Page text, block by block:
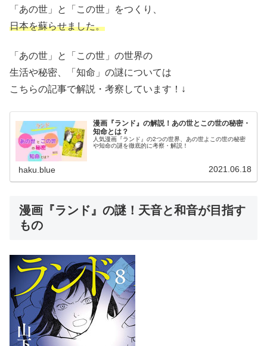
「あの世」と「この世」をつくり、
日本を蘇らせました。
「あの世」と「この世」の世界の
生活や秘密、「知命」の謎については
こちらの記事で解説・考察しています！↓
漫画『ランド』の解説！あの世とこの世の秘密・
知命とは？
人気漫画『ランド』の2つの世界、あの世よこの世の秘密
や知命の謎を徹底的に考察・解説！
haku.blue 2021.06.18
漫画『ランド』の謎！天音と和音が目指す
もの